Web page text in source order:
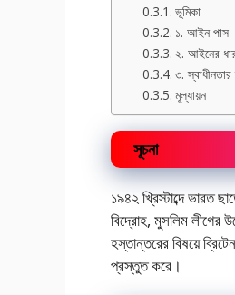
ভূমিকা
১. আইন পাস
২. আইনের
৩.
মূল্যায়ন
সূচনা
১৯৪২ খ্রিস্টাব্দে ভারত
বিদ্রোহ, মুসলিম লীগের
হস্তান্তরের বিষয়ে
প্রস্তুত করে।